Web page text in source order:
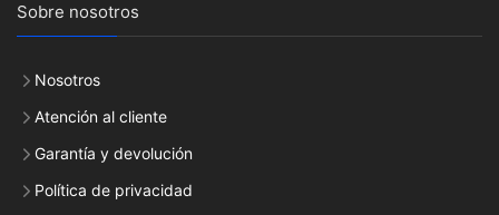
Sobre nosotros
Nosotros
Atención al cliente
Garantía y devolución
Política de privacidad